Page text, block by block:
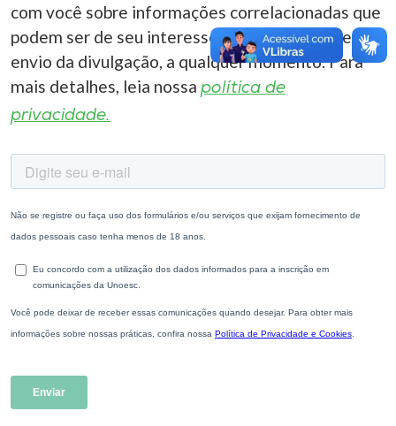
com você sobre informações correlacionadas que
podem ser de seu interesse. Você pode cancelar o
envio da divulgação, a qualquer momento. Para
mais detalhes, leia nossa política de
privacidade.